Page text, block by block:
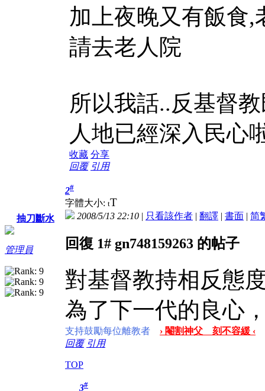
加上夜晚又有飯食,
請去老人院
所以我話..反基督
人地已經深入民心
收藏 分享
回覆 引用
抽刀斷水
管理員
2#
字體大小: tT
2008/5/13 22:10 | 只看該作者 | 翻譯 | 書面 | 简
回復 1# gn748159263 的帖子
對基督教持相反態
為了下一代的良心
支持鼓勵每位離教者
› 閹割神父 刻不容緩 ‹
回覆 引用
TOP
3#